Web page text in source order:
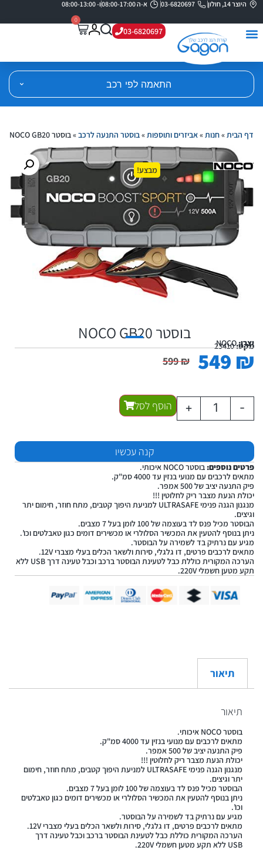
היוצר 14, חולון 03-6820697 א-ה 08:00-17:00 ו- 08:00-13:00
03-6820697
0
התאמה לפי רכב
דף הבית»חנות»אביזרים ותוספות»בוסטר התנעה לרכב»בוסטר NOCO GB20
מבצע!
בוסטר NOCO GB20
יצרן:NOCOמקט:23410
599₪ 549 ₪
-
+ הוסף לסל
קנה עכשיו
פרטים נוספים: בוסטר NOCO איכותי.
מתאים לרכבים עם מנועי בנזין עד 4000 סמ"ק.
פיק התנעה יציב של 500 אמפר.
יכולת הנעת מצבר ריק לחלוטין !!!
מנגנון הגנה פנימי ULTRASAFE למניעת היפוך קטבים, מתח חוזר, חימום יתר
וגיצים.
הבוסטר מכיל פנס לד בעוצמה של 100 לומן בעל 7 מצבים.
ניתן בנוסף להטעין את המכשיר הסלולרי או מכשירים דומים כגון טאבלטים וכו’.
מגיע עם נרתיק בד לשמירה על הבוסטר.
מתאים לרכבים פרטים, דו גלגלי, סירות ולשאר הכלים בעלי מצברי 12V.
הערכה המקורית כוללת כבל לטעינת הבוסטר ברכב וכבל טעינה דרך USB ללא
תקע מטען חשמלי 220V.
תיאור
תיאור
בוסטר NOCO איכותי.
מתאים לרכבים עם מנועי בנזין עד 4000 סמ"ק.
פיק התנעה יציב של 500 אמפר.
יכולת הנעת מצבר ריק לחלוטין !!!
מנגנון הגנה פנימי ULTRASAFE למניעת היפוך קטבים, מתח חוזר, חימום
יתר וגיצים.
הבוסטר מכיל פנס לד בעוצמה של 100 לומן בעל 7 מצבים.
ניתן בנוסף להטעין את המכשיר הסלולרי או מכשירים דומים כגון טאבלטים
וכו’.
מגיע עם נרתיק בד לשמירה על הבוסטר.
מתאים לרכבים פרטים, דו גלגלי, סירות ולשאר הכלים בעלי מצברי 12V.
הערכה המקורית כוללת כבל לטעינת הבוסטר ברכב וכבל טעינה דרך
USB ללא תקע מטען חשמלי 220V.